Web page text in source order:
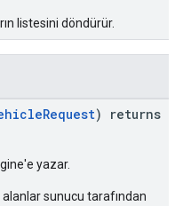
listesini döndürür.
) returns
yazar.
sunucu tarafından